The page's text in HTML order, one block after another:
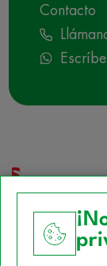
Contacto